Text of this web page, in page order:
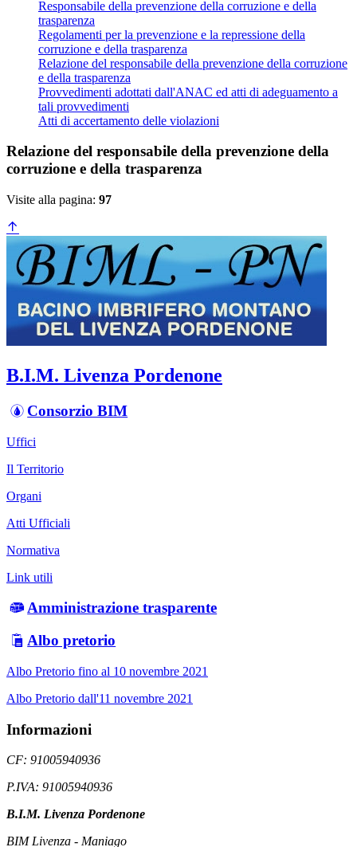
Responsabile della prevenzione della corruzione e della
trasparenza
Regolamenti per la prevenzione e la repressione della
corruzione e della trasparenza
Relazione del responsabile della prevenzione della corruzione
e della trasparenza
Provvedimenti adottati dall'ANAC ed atti di adeguamento a
tali provvedimenti
Atti di accertamento delle violazioni
Relazione del responsabile della prevenzione della
corruzione e della trasparenza
Visite alla pagina: 97
B.I.M. Livenza Pordenone
Consorzio BIM
Uffici
Il Territorio
Organi
Atti Ufficiali
Normativa
Link utili
Amministrazione trasparente
Albo pretorio
Albo Pretorio fino al 10 novembre 2021
Albo Pretorio dall'11 novembre 2021
Informazioni
CF: 91005940936
P.IVA: 91005940936
B.I.M. Livenza Pordenone
BIM Livenza - Maniago